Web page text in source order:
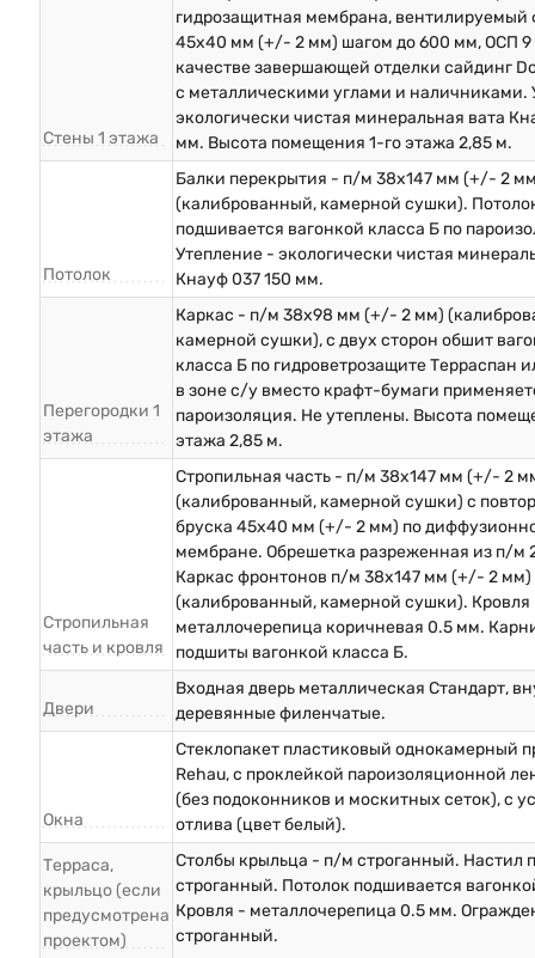
Стены 1 этажа
гидрозащитная мембрана, вентилируемый
45х40 мм (+/- 2 мм) шагом до 600 мм, ОСП 9
качестве завершающей отделки сайдинг
с металлическими углами и наличниками.
экологически чистая минеральная вата
мм. Высота помещения 1-го этажа 2,85 м.
Потолок
Балки перекрытия - п/м 38х147 мм (+/- 2
(калиброванный, камерной сушки).
подшивается вагонкой класса Б по
Утепление - экологически чистая
Кнауф 037 150 мм.
Перегородки 1
этажа
Каркас - п/м 38х98 мм (+/- 2 мм)
камерной сушки), с двух сторон обшит
класса Б по гидроветрозащите Терраспан
в зоне с/у вместо крафт-бумаги
пароизоляция. Не утеплены. Высота
этажа 2,85 м.
Стропильная
часть и кровля
Стропильная часть - п/м 38х147 мм (+/- 2
(калиброванный, камерной сушки) с
бруска 45х40 мм (+/- 2 мм) по
мембране. Обрешетка разреженная из п/м
Каркас фронтонов п/м 38х147 мм (+/- 2 мм)
(калиброванный, камерной сушки). Кровля
металлочерепица коричневая 0.5 мм.
подшиты вагонкой класса Б.
Двери
Входная дверь металлическая Стандарт,
деревянные филенчатые.
Окна
Стеклопакет пластиковый однокамерный
Rehau, с проклейкой пароизоляционной
(без подоконников и москитных сеток), с
отлива (цвет белый).
Терраса,
крыльцо (если
предусмотрена
проектом)
Столбы крыльца - п/м строганный. Настил
строганный. Потолок подшивается
Кровля - металлочерепица 0.5 мм.
строганный.